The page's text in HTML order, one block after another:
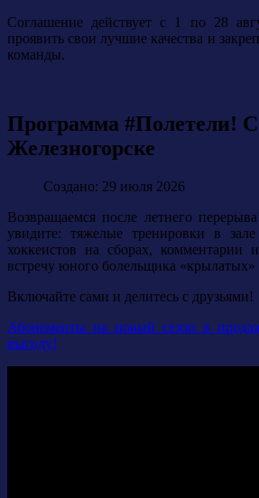
Соглашение действует с 1 по 28
проявить свои лучшие качества и
команды.
Программа #Полетели!
Железногорске
Создано: 29 июля 2026
Возвращаемся после летнего
увидите: тяжелые тренировки в
хоккеистов на сборах, комментарии
встречу юного болельщика
Включайте сами и делитесь с друзьями!
Абонементы на новый сезон в
выгоду!